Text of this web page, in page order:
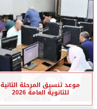
موعد تنسيق المرحلة الثانية
للثانوية العامة 2026